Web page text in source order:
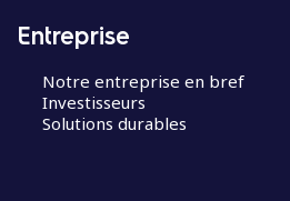
Entreprise
Notre entreprise en bref
Investisseurs
Solutions durables